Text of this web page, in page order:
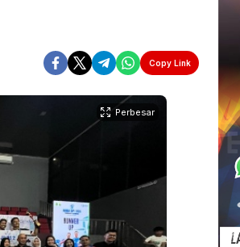
Copy Link
Perbesar